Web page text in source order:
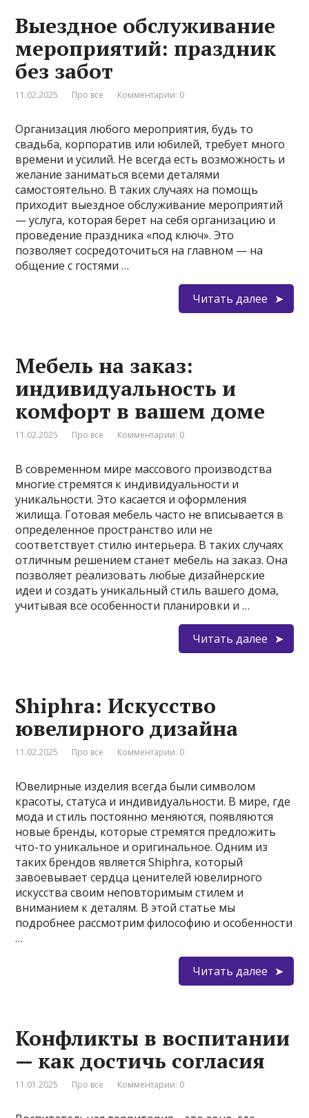
Выездное обслуживание
мероприятий: праздник
без забот
11.02.2025 Про все Комментарии: 0
Организация любого мероприятия, будь то
свадьба, корпоратив или юбилей, требует много
времени и усилий. Не всегда есть возможность и
желание заниматься всеми деталями
самостоятельно. В таких случаях на помощь
приходит выездное обслуживание мероприятий
— услуга, которая берет на себя организацию и
проведение праздника «под ключ». Это
позволяет сосредоточиться на главном — на
общение с гостями …
Читать далее
Мебель на заказ:
индивидуальность и
комфорт в вашем доме
11.02.2025 Про все Комментарии: 0
В современном мире массового производства
многие стремятся к индивидуальности и
уникальности. Это касается и оформления
жилища. Готовая мебель часто не вписывается в
определенное пространство или не
соответствует стилю интерьера. В таких случаях
отличным решением станет мебель на заказ. Она
позволяет реализовать любые дизайнерские
идеи и создать уникальный стиль вашего дома,
учитывая все особенности планировки и …
Читать далее
Shiphra: Искусство
ювелирного дизайна
11.02.2025 Про все Комментарии: 0
Ювелирные изделия всегда были символом
красоты, статуса и индивидуальности. В мире, где
мода и стиль постоянно меняются, появляются
новые бренды, которые стремятся предложить
что-то уникальное и оригинальное. Одним из
таких брендов является Shiphra, который
завоевывает сердца ценителей ювелирного
искусства своим неповторимым стилем и
вниманием к деталям. В этой статье мы
подробнее рассмотрим философию и особенности
…
Читать далее
Конфликты в воспитании
— как достичь согласия
11.01.2025 Про все Комментарии: 0